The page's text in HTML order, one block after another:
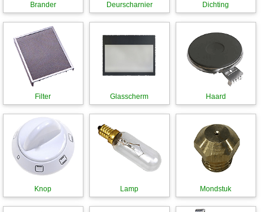
Brander Deurscharnier Dichting
Filter Glasscherm Haard
Knop Lamp Mondstuk